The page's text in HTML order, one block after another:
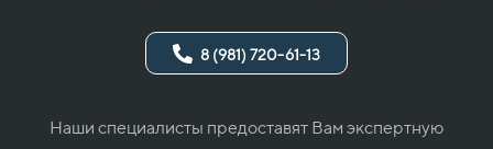
8 (981) 720-61-13
Наши специалисты предоставят Вам экспертную